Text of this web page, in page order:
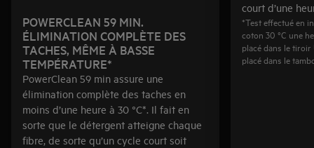
POWERCLEAN 59 MIN.
ÉLIMINATION COMPLÈTE DES
TACHES, MÊME À BASSE
TEMPÉRATURE*
PowerClean 59 min assure une
élimination complète des taches en
moins d’une heure à 30 °C*. Il fait en
sorte que le détergent atteigne chaque
fibre, de sorte qu’un cycle court soit
court d’une
*Test effectué en
coton 30 °C une
placé dans le tiroir
placé dans le